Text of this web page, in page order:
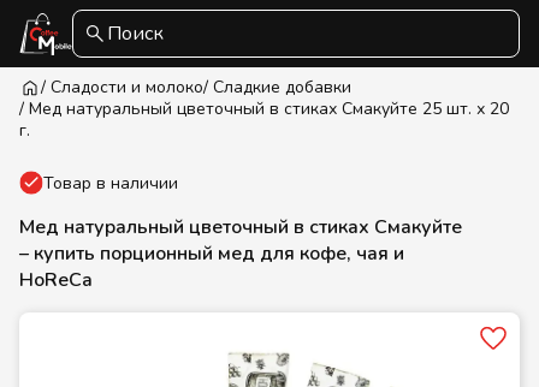
Поиск
/ Сладости и молоко/ Сладкие добавки
/ Мед натуральный цветочный в стиках Смакуйте 25 шт. х 20
г.
Товар в наличии
Мед натуральный цветочный в стиках Смакуйте
– купить порционный мед для кофе, чая и
HoReCa